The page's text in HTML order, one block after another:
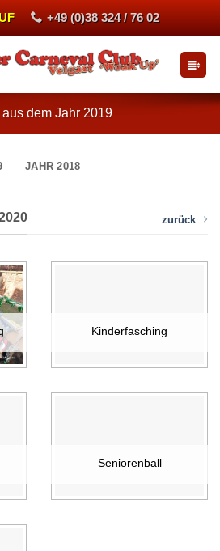
+49 (0)38 324 / 76 02
aus dem Jahr 2019
JAHR 2018
zurück
Kinderfasching
Seniorenball